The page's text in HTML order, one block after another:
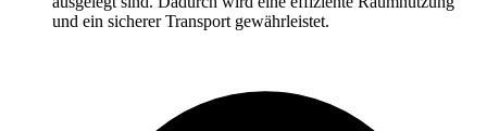
und ein sicherer Transport gewährleistet.